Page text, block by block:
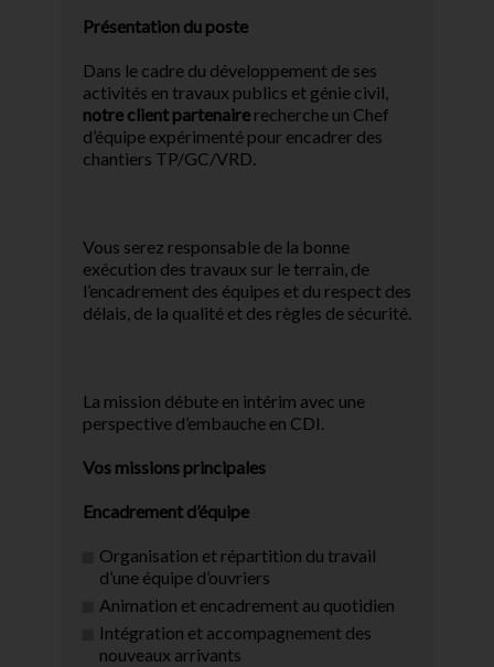
Présentation du poste
Dans le cadre du développement de ses
activités en travaux publics et génie civil,
notre client partenaire recherche un Chef
d’équipe expérimenté pour encadrer des
chantiers TP/GC/VRD.
Vous serez responsable de la bonne
exécution des travaux sur le terrain, de
l’encadrement des équipes et du respect des
délais, de la qualité et des règles de sécurité.
La mission débute en intérim avec une
perspective d’embauche en CDI.
Vos missions principales
Encadrement d’équipe
Organisation et répartition du travail
d’une équipe d’ouvriers
Animation et encadrement au quotidien
Intégration et accompagnement des
nouveaux arrivants